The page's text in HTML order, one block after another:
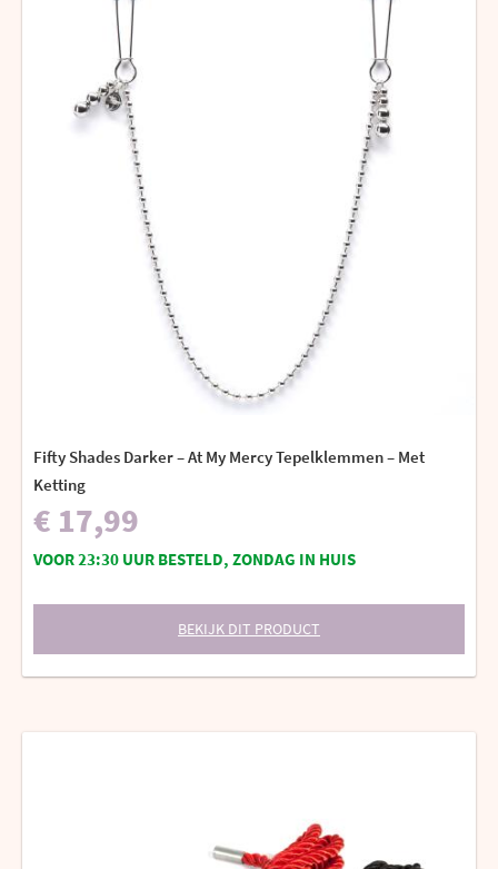
Fifty Shades Darker – At My Mercy Tepelklemmen – Met
Ketting
€ 17,99
VOOR 23:30 UUR BESTELD, ZONDAG IN HUIS
BEKIJK DIT PRODUCT